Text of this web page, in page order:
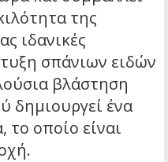
της
ιδανικές
σπάνιων ειδών
βλάστηση
δημιουργεί ένα
το οποίο είναι